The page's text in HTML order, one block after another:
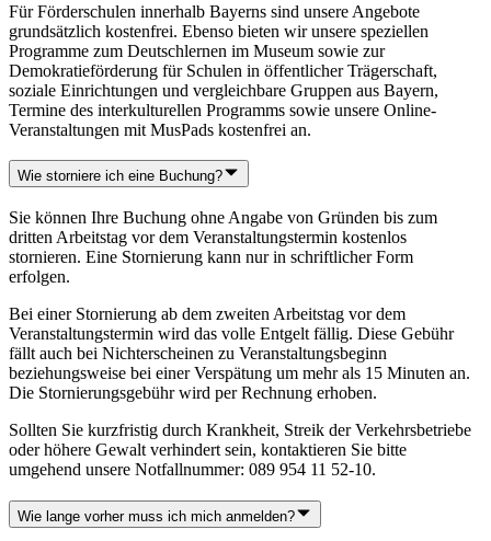
Für Förderschulen innerhalb Bayerns sind unsere Angebote
grundsätzlich kostenfrei. Ebenso bieten wir unsere speziellen
Programme zum Deutschlernen im Museum sowie zur
Demokratieförderung für Schulen in öffentlicher Trägerschaft,
soziale Einrichtungen und vergleichbare Gruppen aus Bayern,
Termine des interkulturellen Programms sowie unsere Online-
Veranstaltungen mit MusPads kostenfrei an.
Wie storniere ich eine Buchung?
Sie können Ihre Buchung ohne Angabe von Gründen bis zum
dritten Arbeitstag vor dem Veranstaltungstermin kostenlos
stornieren. Eine Stornierung kann nur in schriftlicher Form
erfolgen.
Bei einer Stornierung ab dem zweiten Arbeitstag vor dem
Veranstaltungstermin wird das volle Entgelt fällig. Diese Gebühr
fällt auch bei Nichterscheinen zu Veranstaltungsbeginn
beziehungsweise bei einer Verspätung um mehr als 15 Minuten an.
Die Stornierungsgebühr wird per Rechnung erhoben.
Sollten Sie kurzfristig durch Krankheit, Streik der Verkehrsbetriebe
oder höhere Gewalt verhindert sein, kontaktieren Sie bitte
umgehend unsere Notfallnummer: 089 954 11 52-10.
Wie lange vorher muss ich mich anmelden?